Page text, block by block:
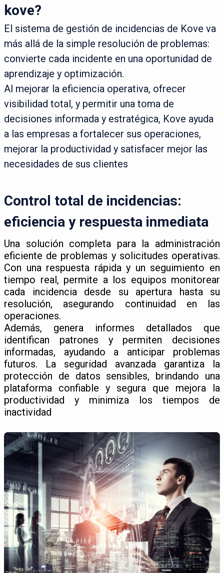
kove?
El sistema de gestión de incidencias de Kove va
más allá de la simple resolución de problemas:
convierte cada incidente en una oportunidad de
aprendizaje y optimización.
Al mejorar la eficiencia operativa, ofrecer
visibilidad total, y permitir una toma de
decisiones informada y estratégica, Kove ayuda
a las empresas a fortalecer sus operaciones,
mejorar la productividad y satisfacer mejor las
necesidades de sus clientes
Control total de incidencias:
eficiencia y respuesta inmediata
Una solución completa para la administración
eficiente de problemas y solicitudes operativas.
Con una respuesta rápida y un seguimiento en
tiempo real, permite a los equipos monitorear
cada incidencia desde su apertura hasta su
resolución, asegurando continuidad en las
operaciones.
Además, genera informes detallados que
identifican patrones y permiten decisiones
informadas, ayudando a anticipar problemas
futuros. La seguridad avanzada garantiza la
protección de datos sensibles, brindando una
plataforma confiable y segura que mejora la
productividad y minimiza los tiempos de
inactividad